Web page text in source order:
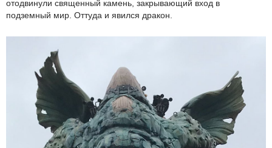
отодвинули священный камень, закрывающий вход в
подземный мир. Оттуда и явился дракон.